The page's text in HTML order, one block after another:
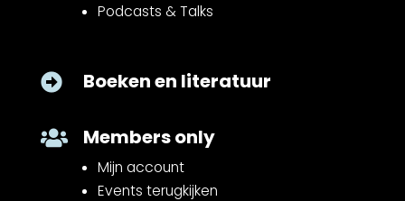
Podcasts & Talks
 Boeken en literatuur
 Members only
Mijn account
Events terugkijken